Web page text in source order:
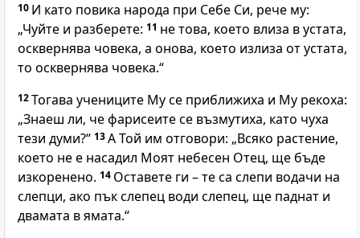
10 И като повика народа при Себе Си, рече му:
„Чуйте и разберете: 11 не това, което влиза в устата,
осквернява човека, а онова, което излиза от устата,
то осквернява човека.“
12Тогава учениците Му се приближиха и Му рекоха:
„Знаеш ли, че фарисеите се възмутиха, като чуха
тези думи?“ 13А Той им отговори: „Всяко растение,
което не е насадил Моят небесен Отец, ще бъде
изкоренено. 14 Оставете ги – те са слепи водачи на
слепци, ако пък слепец води слепец, ще паднат и
двамата в ямата.“